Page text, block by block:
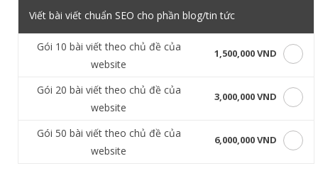
Viết bài viết chuẩn SEO cho phần blog/tin tức
Gói 10 bài viết theo chủ đề của
website
1,500,000 VND
Gói 20 bài viết theo chủ đề của
website
3,000,000 VND
Gói 50 bài viết theo chủ đề của
website
6,000,000 VND